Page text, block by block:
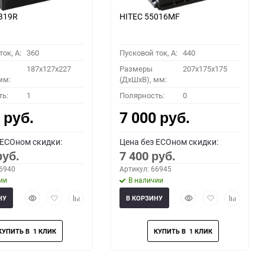
A: 360
187x127x227
1
руб.
скидки:
БыстрыйДобавить
избранное
Добавить
HITEC 55016MF
Пусковой ток, A: 440
Размеры
(ДхШхВ), мм:
207x175x175
Полярность: 0
7 000 руб.
Цена без ECOном скидки:
7 400 руб.
Артикул: 66945
В наличии
БыстрыйДобавить
избранное
Добавить
В КОРЗИНУ